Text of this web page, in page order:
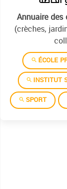
Annuaire
(crèches,
ÉCOLE
INSTITUT
SPORT